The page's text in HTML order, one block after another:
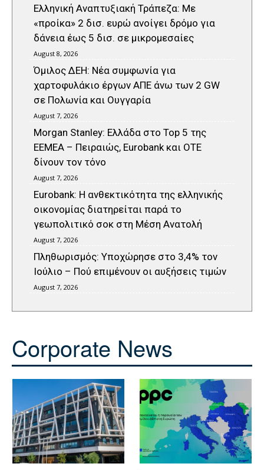
Ελληνική Αναπτυξιακή Τράπεζα: Με
«προίκα» 2 δισ. ευρώ ανοίγει δρόμο για
δάνεια έως 5 δισ. σε μικρομεσαίες
August 8, 2026
Όμιλος ΔΕΗ: Νέα συμφωνία για
χαρτοφυλάκιο έργων ΑΠΕ άνω των 2 GW
σε Πολωνία και Ουγγαρία
August 7, 2026
Morgan Stanley: Ελλάδα στο Top 5 της
EEMEA – Πειραιώς, Eurobank και ΟΤΕ
δίνουν τον τόνο
August 7, 2026
Eurobank: Η ανθεκτικότητα της ελληνικής
οικονομίας διατηρείται παρά το
γεωπολιτικό σοκ στη Μέση Ανατολή
August 7, 2026
Πληθωρισμός: Υποχώρησε στο 3,4% τον
Ιούλιο – Πού επιμένουν οι αυξήσεις τιμών
August 7, 2026
Corporate News